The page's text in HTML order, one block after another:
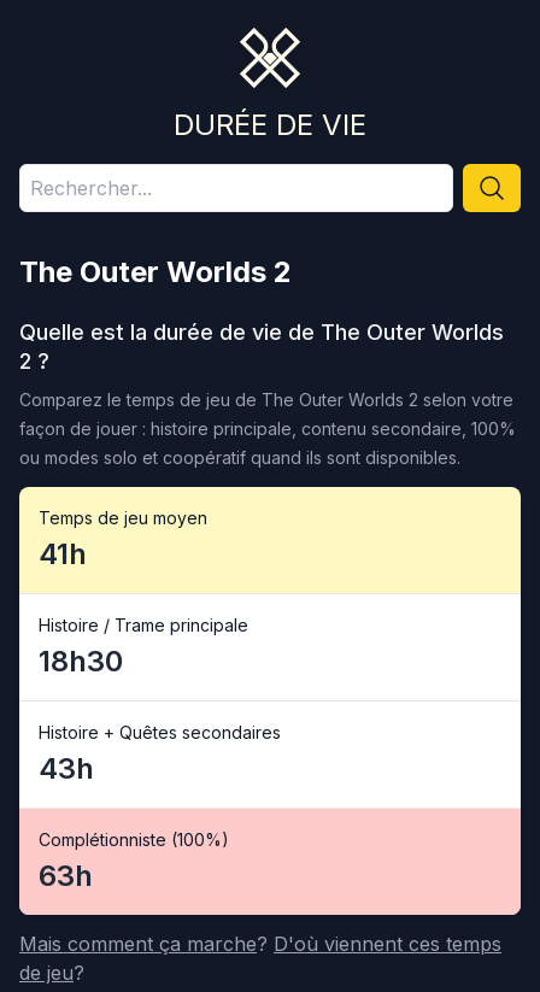
DURÉE DE VIE
The Outer Worlds 2
Quelle est la durée de vie de The Outer Worlds
2 ?
Comparez le temps de jeu de The Outer Worlds 2 selon votre
façon de jouer : histoire principale, contenu secondaire, 100%
ou modes solo et coopératif quand ils sont disponibles.
Temps de jeu moyen
41h
Histoire / Trame principale
18h30
Histoire + Quêtes secondaires
43h
Complétionniste (100%)
63h
Mais comment ça marche? D'où viennent ces temps
de jeu?